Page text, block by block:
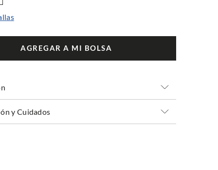
AGREGAR A MI BOLSA
y Cuidados